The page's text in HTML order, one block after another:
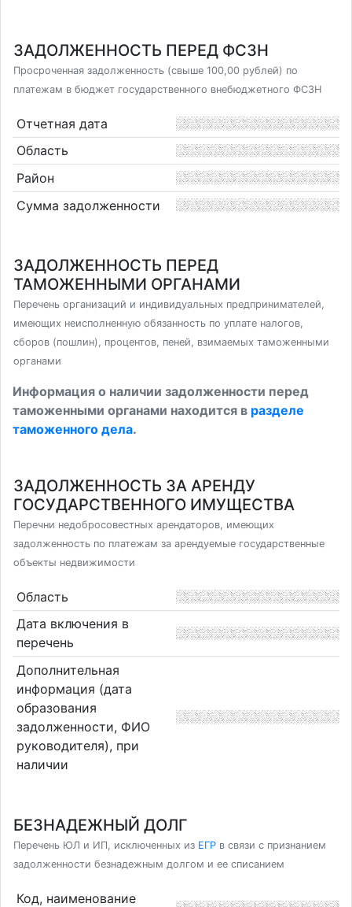
ЗАДОЛЖЕННОСТЬ ПЕРЕД ФСЗН
Просроченная задолженность (свыше 100,00 рублей) по
платежам в бюджет государственного внебюджетного ФСЗН
Отчетная дата
Область
Район
Сумма задолженности
ЗАДОЛЖЕННОСТЬ ПЕРЕД
ТАМОЖЕННЫМИ ОРГАНАМИ
Перечень организаций и индивидуальных предпринимателей,
имеющих неисполненную обязанность по уплате налогов,
сборов (пошлин), процентов, пеней, взимаемых таможенными
органами
Информация о наличии задолженности перед
таможенными органами находится в разделе
таможенного дела.
ЗАДОЛЖЕННОСТЬ ЗА АРЕНДУ
ГОСУДАРСТВЕННОГО ИМУЩЕСТВА
Перечни недобросовестных арендаторов, имеющих
задолженность по платежам за арендуемые государственные
объекты недвижимости
Область
Дата включения в
перечень
Дополнительная
информация (дата
образования
задолженности, ФИО
руководителя), при
наличии
БЕЗНАДЕЖНЫЙ ДОЛГ
Перечень ЮЛ и ИП, исключенных из ЕГР в связи с признанием
задолженности безнадежным долгом и ее списанием
Код, наименование